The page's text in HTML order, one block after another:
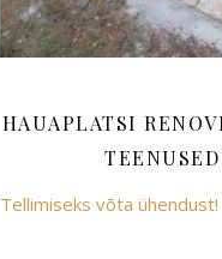
HAUAPLATSI
TEENUSED
Tellimiseks võta ühendust!